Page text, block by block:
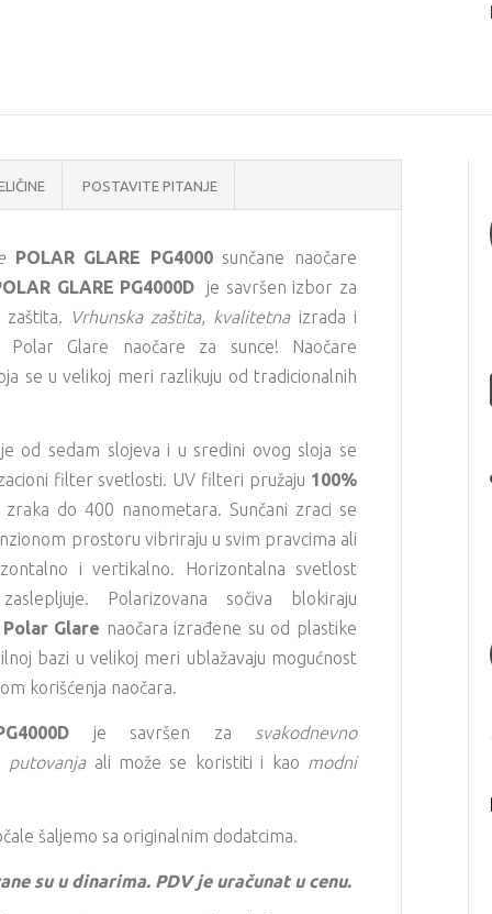
POSTAVITE PITANJE
POLAR GLARE PG4000sunčane naočare
GLARE PG4000D
je savršen izbor za
Vrhunska zaštita, kvalitetnaizrada i
Glare
naočare za sunce! Naočare
se u velikoj meri razlikuju od tradicionalnih
od sedam slojeva i u sredini ovog sloja se
filter svetlosti. UV filteri pružaju 100%
zraka do 400 nanometara. Sunčani zraci se
prostoru vibriraju u svim pravcima ali
i vertikalno. Horizontalna svetlost
Polarizovana sočiva blokiraju
Polar Glare naočara izrađene su od plastike
bazi u velikoj meri ublažavaju mogućnost
korišćenja naočara.
je savršen za
svakodnevno
putovanjaali može se koristiti i kao modni
šaljemo sa originalnim dodatcima.
su u dinarima. PDV je uračunat u cenu.